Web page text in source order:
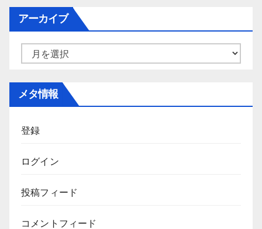
ー
アーカイブ
メタ情報
登録
ログイン
投稿フィード
コメントフィード